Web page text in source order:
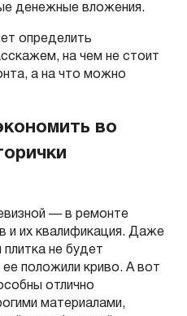
денежные вложения.
определить
на чем не стоит
а на что можно
во
— в ремонте
и их квалификация. Даже
плитка не будет
положили криво. А вот
отлично
материалами,